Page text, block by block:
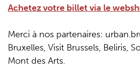
Achetez votre billet via le
Merci à nos partenaires:
Bruxelles, Visit Brussels, Beliris,
Mont des Arts.